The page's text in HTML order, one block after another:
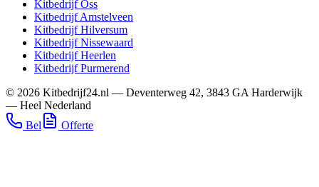
KitbedrijfOss
KitbedrijfAmstelveen
KitbedrijfHilversum
KitbedrijfNissewaard
KitbedrijfHeerlen
KitbedrijfPurmerend
© 2026 Kitbedrijf24.nl — Deventerweg 42, 3843 GA Harderwijk
— Heel Nederland
Bel
Offerte